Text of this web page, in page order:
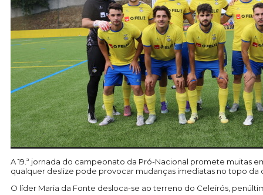
A 19.ª jornada do campeonato da Pró-Nacional promete muitas
qualquer deslize pode provocar mudanças imediatas no topo da
O líder Maria da Fonte desloca-se ao terreno do Celeirós,